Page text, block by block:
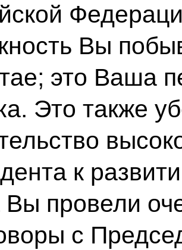
Вы
это Ваша
Это также
к
Вы провели
с